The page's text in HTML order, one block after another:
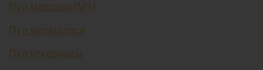
Пул массаси (М1)
Пул муомаласи
Пул ўтказмаси